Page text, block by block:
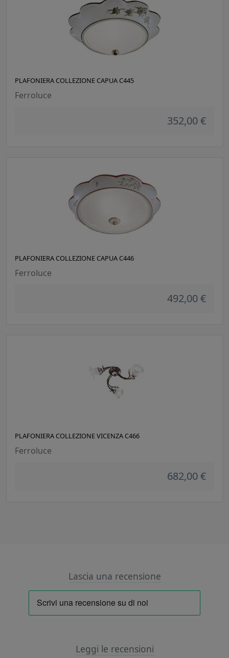
PLAFONIERA COLLEZIONE CAPUA C445
Ferroluce
352,00 €
PLAFONIERA COLLEZIONE CAPUA C446
Ferroluce
492,00 €
PLAFONIERA COLLEZIONE VICENZA C466
Ferroluce
682,00 €
Lascia una recensione
Leggi le recensioni